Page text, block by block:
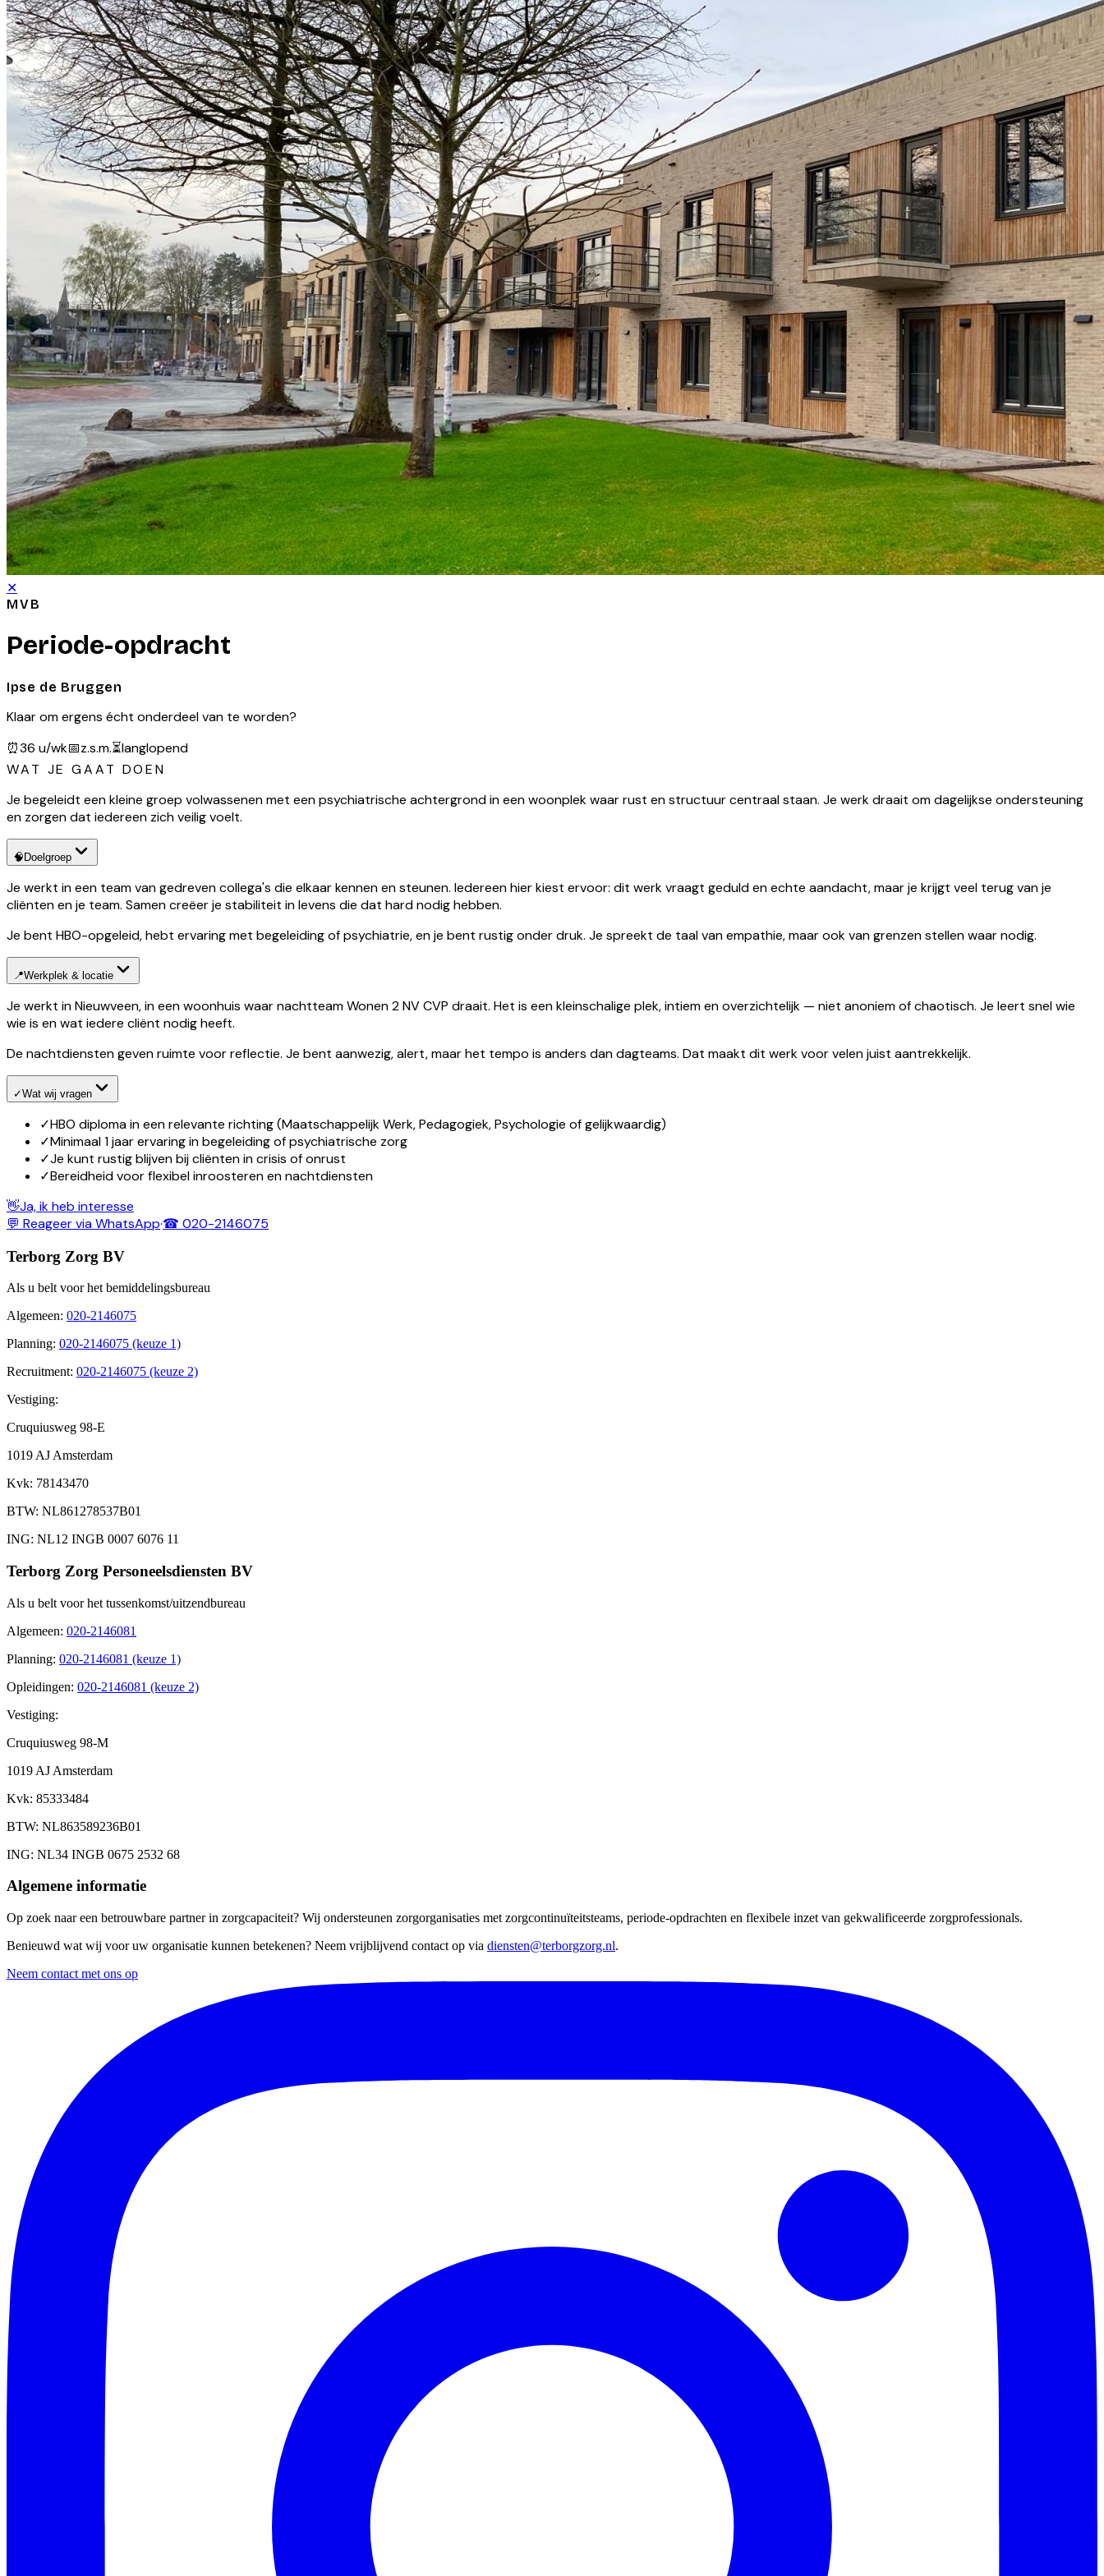
✕
MVB
Periode-opdracht
Ipse de Bruggen
Klaar om ergens écht onderdeel van te worden?
⏰36 u/wk📅z.s.m.⏳langlopend
WAT JE GAAT DOEN
Je begeleidt een kleine groep volwassenen met een psychiatrische achtergrond in een woonplek waar rust en structuur centraal staan. Je werk draait om dagelijkse ondersteuning
en zorgen dat iedereen zich veilig voelt.
🧠 Doelgroep
Je werkt in een team van gedreven collega's die elkaar kennen en steunen. Iedereen hier kiest ervoor: dit werk vraagt geduld en echte aandacht, maar je krijgt veel terug van je
cliënten en je team. Samen creëer je stabiliteit in levens die dat hard nodig hebben.
Je bent HBO-opgeleid, hebt ervaring met begeleiding of psychiatrie, en je bent rustig onder druk. Je spreekt de taal van empathie, maar ook van grenzen stellen waar nodig.
📍Werkplek & locatie
Je werkt in Nieuwveen, in een woonhuis waar nachtteam Wonen 2 NV CVP draait. Het is een kleinschalige plek, intiem en overzichtelijk — niet anoniem of chaotisch. Je leert snel wie
wie is en wat iedere cliënt nodig heeft.
De nachtdiensten geven ruimte voor reflectie. Je bent aanwezig, alert, maar het tempo is anders dan dagteams. Dat maakt dit werk voor velen juist aantrekkelijk.
✓Wat wij vragen
✓HBO diploma in een relevante richting (Maatschappelijk Werk, Pedagogiek, Psychologie of gelijkwaardig)
✓Minimaal 1 jaar ervaring in begeleiding of psychiatrische zorg
✓Je kunt rustig blijven bij cliënten in crisis of onrust
✓Bereidheid voor flexibel inroosteren en nachtdiensten
👋Ja, ik heb interesse
💬 Reageer via WhatsApp·☎ 020-2146075
Terborg Zorg BV
Als u belt voor het bemiddelingsbureau
Algemeen: 020-2146075
Planning: 020-2146075 (keuze 1)
Recruitment: 020-2146075 (keuze 2)
Vestiging:
Cruquiusweg 98-E
1019 AJ Amsterdam
Kvk: 78143470
BTW: NL861278537B01
ING: NL12 INGB 0007 6076 11
Terborg Zorg Personeelsdiensten BV
Als u belt voor het tussenkomst/uitzendbureau
Algemeen: 020-2146081
Planning: 020-2146081 (keuze 1)
Opleidingen: 020-2146081 (keuze 2)
Vestiging:
Cruquiusweg 98-M
1019 AJ Amsterdam
Kvk: 85333484
BTW: NL863589236B01
ING: NL34 INGB 0675 2532 68
Algemene informatie
Op zoek naar een betrouwbare partner in zorgcapaciteit? Wij ondersteunen zorgorganisaties met zorgcontinuïteitsteams, periode-opdrachten en flexibele inzet van gekwalificeerde zorgprofessionals.
Benieuwd wat wij voor uw organisatie kunnen betekenen? Neem vrijblijvend contact op via diensten@terborgzorg.nl.
Neem contact met ons op